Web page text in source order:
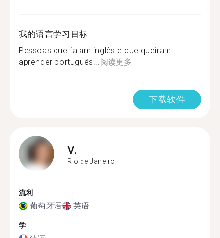
我的语言学习目标
Pessoas que falam inglês e que queiram
aprender português... 阅读更多
下载软件
V.
Rio de Janeiro
流利
葡萄牙语 英语
学